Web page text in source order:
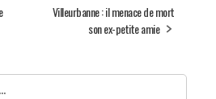
Villeurbanne : il menace de mort
son ex-petite amie